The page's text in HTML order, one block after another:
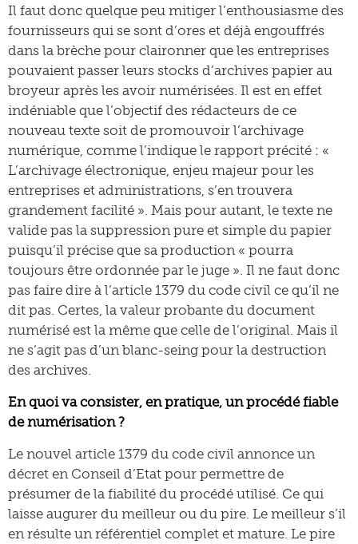
Il faut donc quelque peu mitiger l’enthousiasme des
fournisseurs qui se sont d’ores et déjà engouffrés
dans la brèche pour claironner que les entreprises
pouvaient passer leurs stocks d’archives papier au
broyeur après les avoir numérisées. Il est en effet
indéniable que l’objectif des rédacteurs de ce
nouveau texte soit de promouvoir l’archivage
numérique, comme l’indique le rapport précité : «
L’archivage électronique, enjeu majeur pour les
entreprises et administrations, s’en trouvera
grandement facilité ». Mais pour autant, le texte ne
valide pas la suppression pure et simple du papier
puisqu’il précise que sa production « pourra
toujours être ordonnée par le juge ». Il ne faut donc
pas faire dire à l’article 1379 du code civil ce qu’il ne
dit pas. Certes, la valeur probante du document
numérisé est la même que celle de l’original. Mais il
ne s’agit pas d’un blanc-seing pour la destruction
des archives.
En quoi va consister, en pratique, un procédé fiable
de numérisation ?
Le nouvel article 1379 du code civil annonce un
décret en Conseil d’Etat pour permettre de
présumer de la fiabilité du procédé utilisé. Ce qui
laisse augurer du meilleur ou du pire. Le meilleur s’il
en résulte un référentiel complet et mature. Le pire